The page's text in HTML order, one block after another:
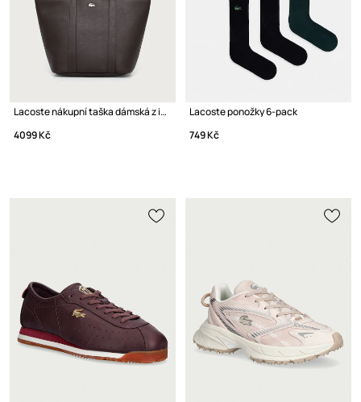
Lacoste nákupní taška dámská z imitace kůže
4099 Kč
Lacoste ponožky 6-pack
749 Kč